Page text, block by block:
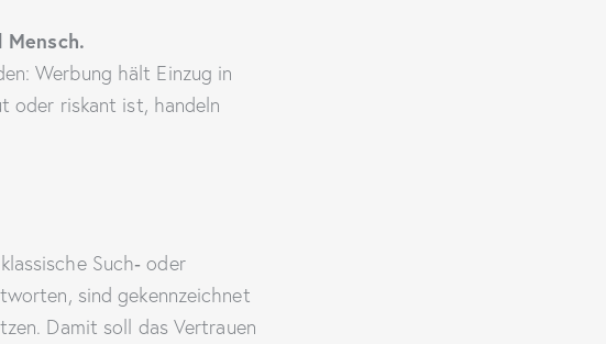
Mensch.
Werbung hält Einzug in
oder riskant ist, handeln
Such‑ oder
sind gekennzeichnet
Damit soll das Vertrauen